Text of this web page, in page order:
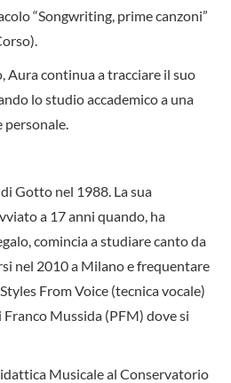
“Songwriting, prime canzoni”
Aura continua a tracciare il suo
lo studio accademico a una
Gotto nel 1988. La sua
a 17 anni quando, ha
comincia a studiare canto da
nel 2010 a Milano e frequentare
From Voice (tecnica vocale)
Mussida (PFM) dove si
Musicale al Conservatorio